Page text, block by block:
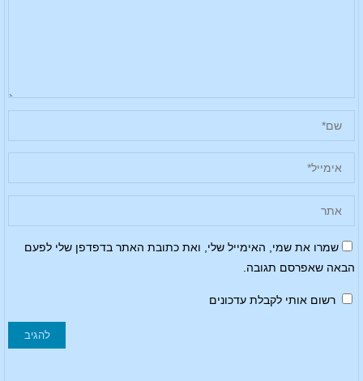
שמרו את שמי, האימייל שלי, ואת כתובת האתר בדפדפן שלי לפעם
הבאה שאפרסם תגובה.
רשום אותי לקבלת עדכונים